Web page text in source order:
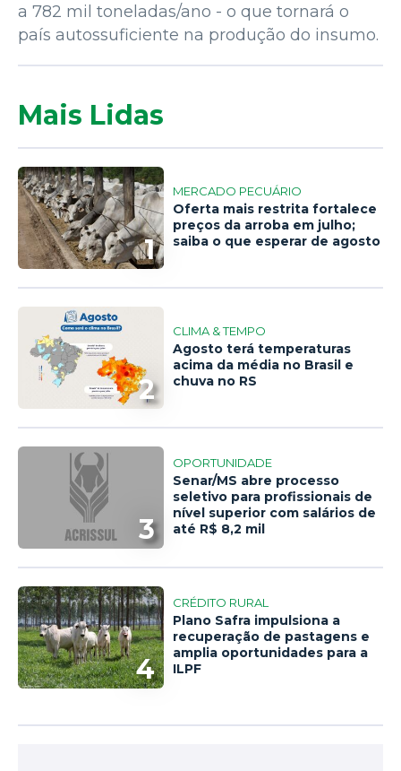
a 782 mil toneladas/ano - o que tornará o
país autossuficiente na produção do insumo.
Mais Lidas
1
MERCADO PECUÁRIO
Oferta mais restrita fortalece
preços da arroba em julho;
saiba o que esperar de agosto
2
CLIMA & TEMPO
Agosto terá temperaturas
acima da média no Brasil e
chuva no RS
3
OPORTUNIDADE
Senar/MS abre processo
seletivo para profissionais de
nível superior com salários de
até R$ 8,2 mil
4
CRÉDITO RURAL
Plano Safra impulsiona a
recuperação de pastagens e
amplia oportunidades para a
ILPF